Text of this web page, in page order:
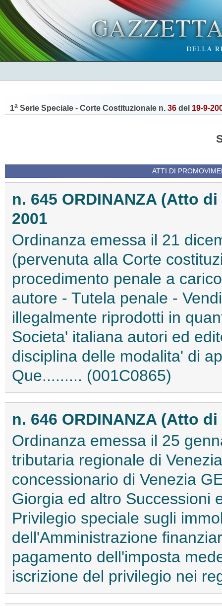
1a Serie Speciale - Corte Costituzionale n. 36 del 19-9-
ATTI DI
n. 645 ORDINANZA (Atto
2001
Ordinanza emessa il 21
(pervenuta alla Corte
procedimento penale a
autore - Tutela penale -
illegalmente riprodotti in
Societa' italiana autori ed
disciplina delle modalita' di
Que......... (001C0865)
n. 646 ORDINANZA (Atto
Ordinanza emessa il 25
tributaria regionale di
concessionario di Venezia
Giorgia ed altro Successioni
Privilegio speciale sugli
dell'Amministrazione
pagamento dell'imposta
iscrizione del privilegio nei